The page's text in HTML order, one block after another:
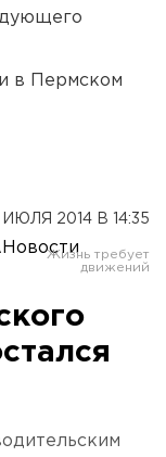
в Пермском
ИЮЛЯ 2014 В 14:35